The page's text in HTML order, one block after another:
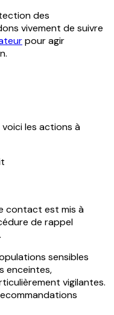
des
vivement de suivre
pour agir
les actions à
contact est mis à
de rappel
sensibles
enceintes,
vigilantes.